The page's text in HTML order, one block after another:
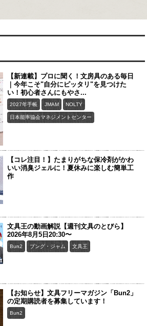
【新連載】プロに聞く！文房具のある毎日
｜今年こそ"自分にピッタリ"を見つけた
い！初心者さんにもやさ...
2027年手帳 JMAM NOLTY
日本能率協会マネジメントセンター
【コレ注目！】たまりがちな保冷剤がかわ
いい消臭ジェルに！夏休みに楽しむ簡単工
作
文具王の動画解説【週刊文具のとびら】
2026年8月5日20:30〜
Bun2 ブング・ジャム 文具王
【お知らせ】文具フリーマガジン「Bun2」
の定期購読者を募集しています！
Bun2